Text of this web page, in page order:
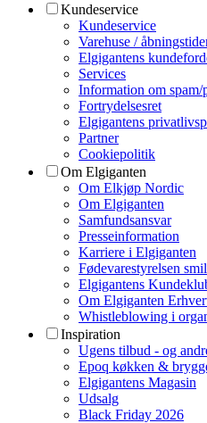
Kundeservice
Kundeservice
Varehuse /
Elgigantens
Services
Information om
Fortrydelsesret
Elgigantens
Partner
Cookiepolitik
Om Elgiganten
Om Elkjøp Nordic
Om Elgiganten
Samfundsansvar
Presseinformation
Karriere i Elgiganten
Fødevarestyrelsen
Elgigantens
Om Elgiganten
Whistleblowing i
Inspiration
Ugens tilbud - og
Epoq køkken &
Elgigantens Magasin
Udsalg
Black Friday 2026